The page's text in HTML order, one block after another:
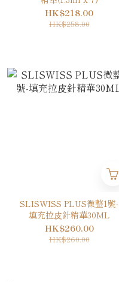
HK$218.00
HK$258.00
SLISWISS PLUS微整1號-
填充拉⽪針精華30ML
HK$260.00
HK$260.00